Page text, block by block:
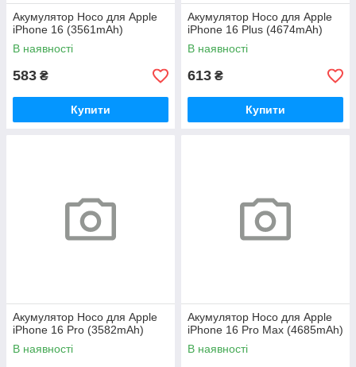
Акумулятор Hoco для Apple
iPhone 16 (3561mAh)
В наявності
583 ₴
Купити
Акумулятор Hoco для Apple
iPhone 16 Plus (4674mAh)
В наявності
613 ₴
Купити
Акумулятор Hoco для Apple
iPhone 16 Pro (3582mAh)
В наявності
Акумулятор Hoco для Apple
iPhone 16 Pro Max (4685mAh)
В наявності